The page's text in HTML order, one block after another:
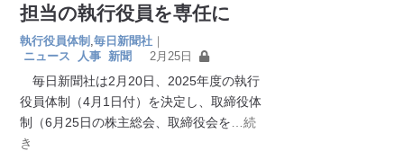
担当の執行役員を専任に
執行役員体制 ,毎日新聞社 ｜
ニュース
人事 新聞 2月25日
毎日新聞社は2月20日、2025年度の執行
役員体制（4月1日付）を決定し、取締役体
制（6月25日の株主総会、取締役会を …続
き